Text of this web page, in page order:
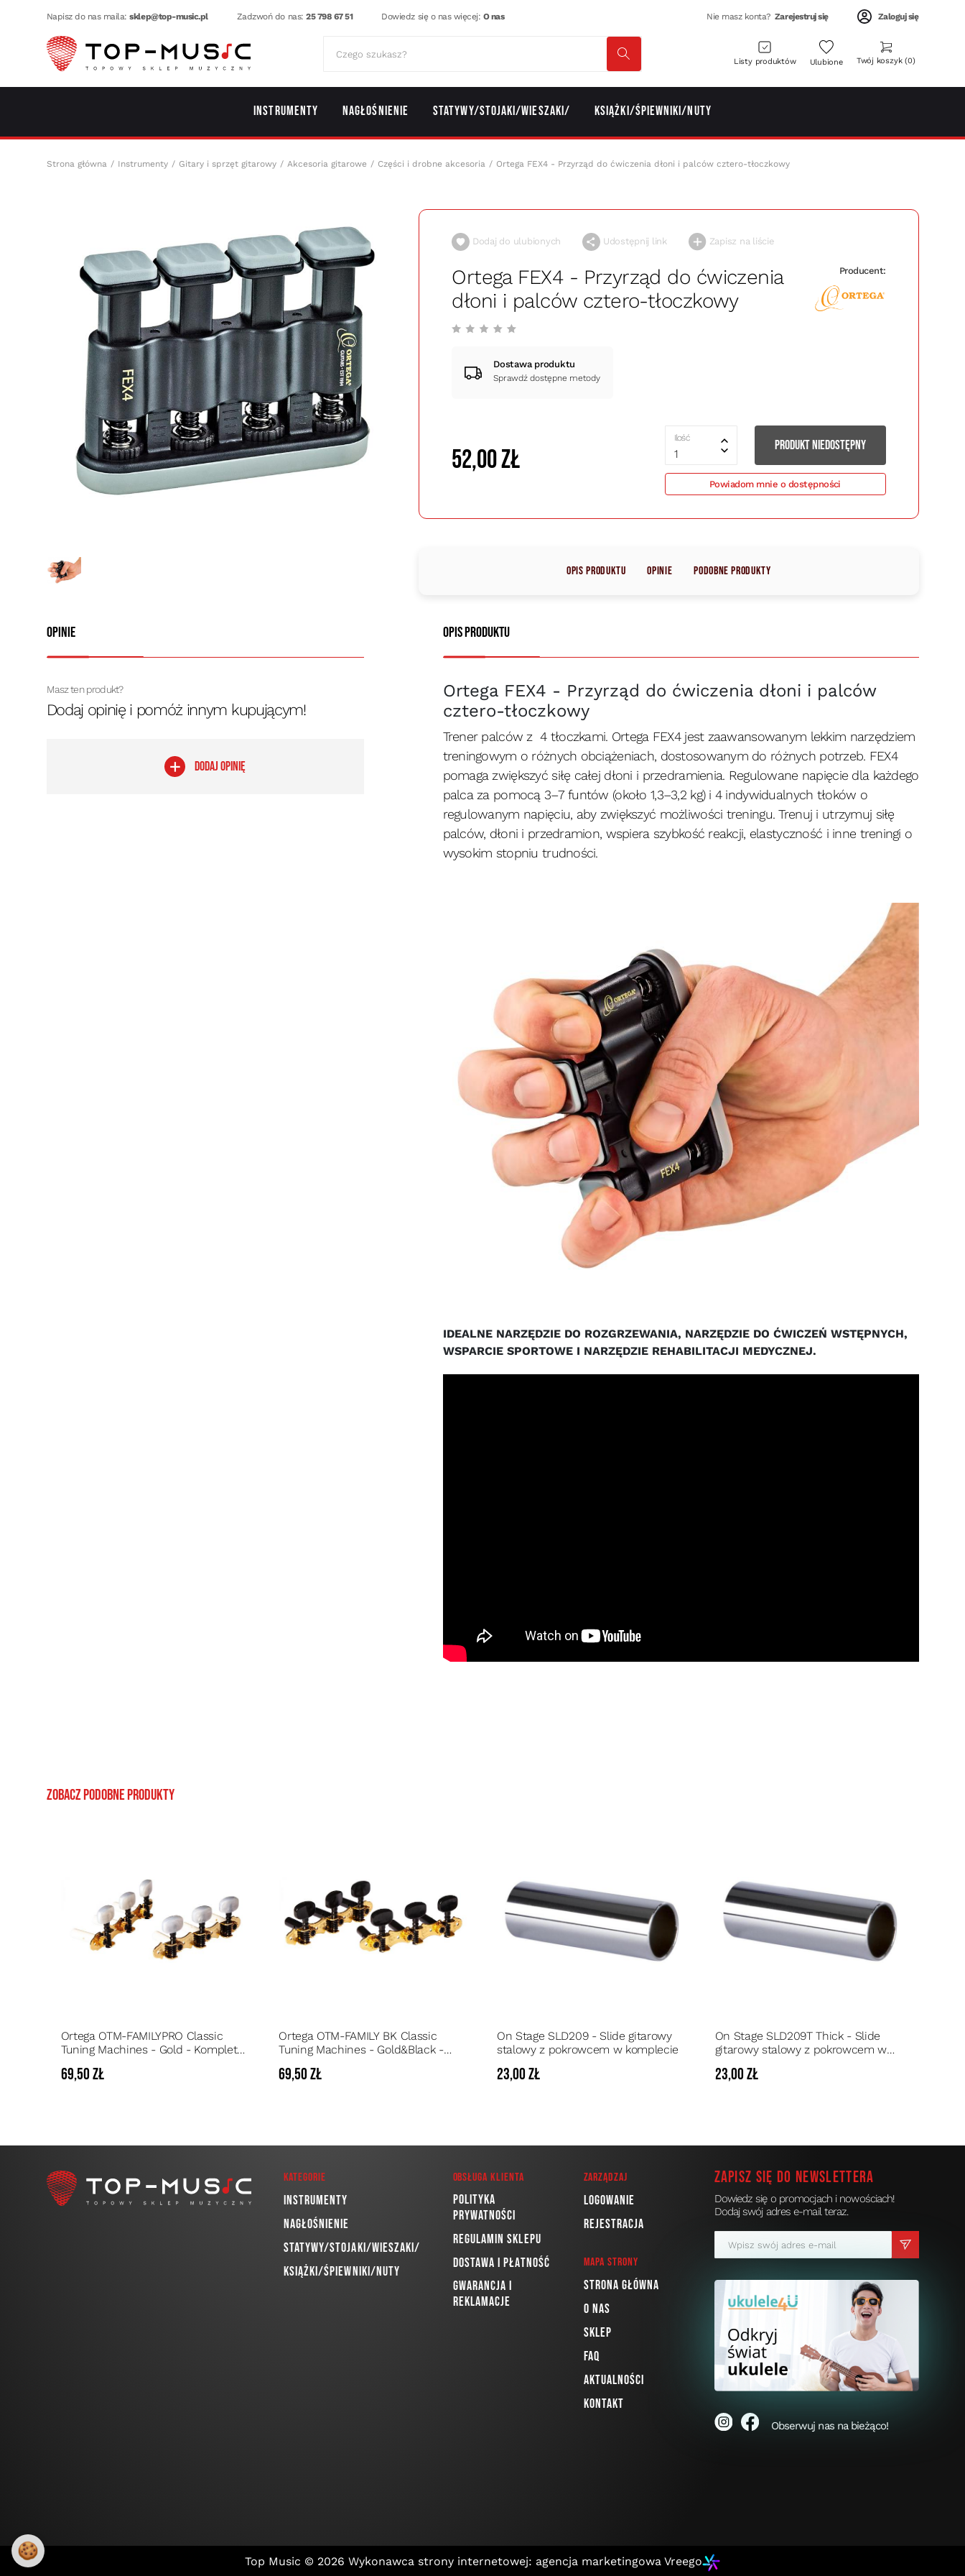
Napisz do nas maila:sklep@top-music.pl Zadzwoń do nas:25 798 67 51 Dowiedz się o nas więcej: O nas Nie masz konta? Zarejestruj się Zaloguj się
Listy produktów Ulubione Twój koszyk 0
Instrumenty Nagłośnienie Statywy/Stojaki/Wieszaki/ Książki/Śpiewniki/Nuty
Strona główna Instrumenty Gitary i sprzęt gitarowy Akcesoria gitarowe Części i drobne akcesoria Ortega FEX4 - Przyrząd do ćwiczenia dłoni i palców cztero-tłoczkowy
Dodaj do ulubionych Udostępnij link Zapisz na liście
Ortega FEX4 - Przyrząd do ćwiczenia
dłoni i palców cztero-tłoczkowy
Dostawa produktu
Sprawdź dostępne metody
Producent:
52,00 zł
Ilość
1
PRODUKT NIEDOSTĘPNY
Powiadom mnie o dostępności
Opis produktu Opinie Podobne produkty
Opinie
Masz ten produkt?
Dodaj opinię i pomóż innym kupującym!
DODAJ OPINIĘ
Opis produktu
Ortega FEX4 - Przyrząd do ćwiczenia dłoni i palców
cztero-tłoczkowy
Trener palców z 4 tłoczkami. Ortega FEX4 jest zaawansowanym lekkim narzędziem
treningowym o różnych obciążeniach, dostosowanym do różnych potrzeb. FEX4
pomaga zwiększyć siłę całej dłoni i przedramienia. Regulowane napięcie dla każdego
palca za pomocą 3–7 funtów (około 1,3–3,2 kg) i 4 indywidualnych tłoków o
regulowanym napięciu, aby zwiększyć możliwości treningu. Trenuj i utrzymuj siłę
palców, dłoni i przedramion, wspiera szybkość reakcji, elastyczność i inne treningi o
wysokim stopniu trudności.
IDEALNE NARZĘDZIE DO ROZGRZEWANIA, NARZĘDZIE DO ĆWICZEŃ WSTĘPNYCH,
WSPARCIE SPORTOWE I NARZĘDZIE REHABILITACJI MEDYCZNEJ.
Zobacz podobne produkty
Ortega OTM-FAMILYPRO Classic
Tuning Machines - Gold - Komplet
69,50 zł
Ortega OTM-FAMILY BK Classic
Tuning Machines - Gold&Black -
69,50 zł
On Stage SLD209 - Slide gitarowy
stalowy z pokrowcem w komplecie
23,00 zł
On Stage SLD209T Thick - Slide
gitarowy stalowy z pokrowcem w
23,00 zł
Kategorie
Instrumenty
Nagłośnienie
Statywy/Stojaki/Wieszaki/
Książki/Śpiewniki/Nuty
Obsługa klienta
Polityka
prywatności
Regulamin sklepu
Dostawa i płatność
Gwarancja i
reklamacje
Zarządzaj
Logowanie
Rejestracja
Mapa strony
Strona główna
O nas
Sklep
FAQ
Aktualności
Kontakt
Zapisz się do newslettera
Dowiedz się o promocjach i nowościach!
Dodaj swój adres e-mail teraz.
Obserwuj nas na bieżąco!
Top Music © 2026 Wykonawca strony internetowej: agencja marketingowa Vreego
🍪